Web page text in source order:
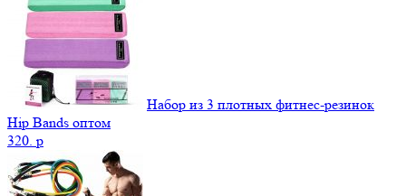
Набор из 3 плотных фитнес-резинок
Hip Bands оптом
320. p